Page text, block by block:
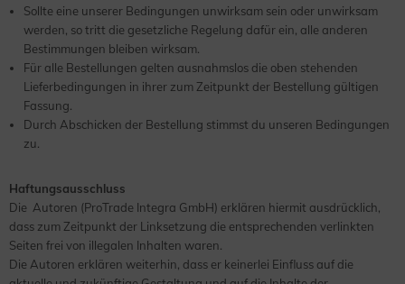
Sollte eine unserer Bedingungen unwirksam sein oder unwirksam
werden, so tritt die gesetzliche Regelung dafür ein, alle anderen
Bestimmungen bleiben wirksam.
Für alle Bestellungen gelten ausnahmslos die oben stehenden
Lieferbedingungen in ihrer zum Zeitpunkt der Bestellung gültigen
Fassung.
Durch Abschicken der Bestellung stimmst du unseren Bedingungen
zu.
Haftungsausschluss
Die Autoren (ProTrade Integra GmbH) erklären hiermit ausdrücklich,
dass zum Zeitpunkt der Linksetzung die entsprechenden verlinkten
Seiten frei von illegalen Inhalten waren.
Die Autoren erklären weiterhin, dass er keinerlei Einfluss auf die